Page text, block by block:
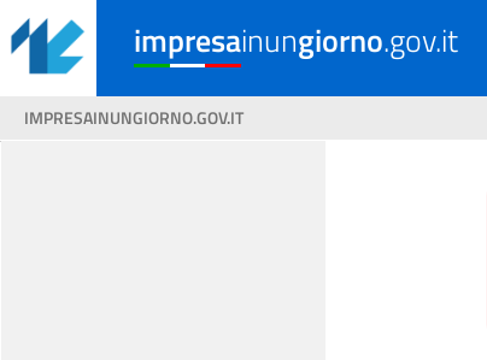
impresainungiorno.gov.it
IMPRESAINUNGIORNO.GOV.IT